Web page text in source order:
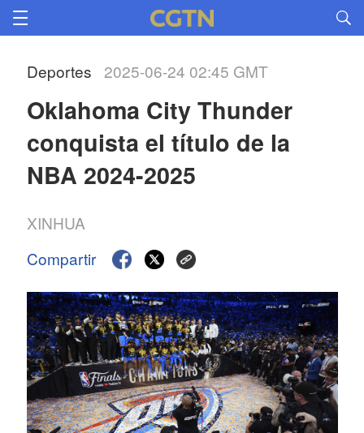
Deportes 2025-06-24 02:45 GMT
Oklahoma City Thunder
conquista el título de la
NBA 2024-2025
XINHUA
Compartir